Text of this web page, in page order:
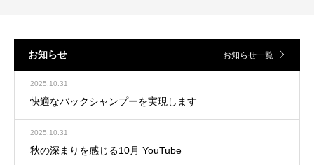
お知らせ お知らせ一覧
2025.10.31
快適なバックシャンプーを実現します
2025.10.31
秋の深まりを感じる10月 YouTube